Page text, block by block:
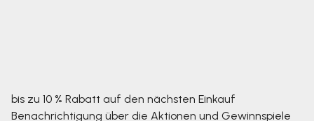
bis zu 10 % Rabatt auf den nächsten Einkauf
Benachrichtigung über die Aktionen und Gewinnspiele